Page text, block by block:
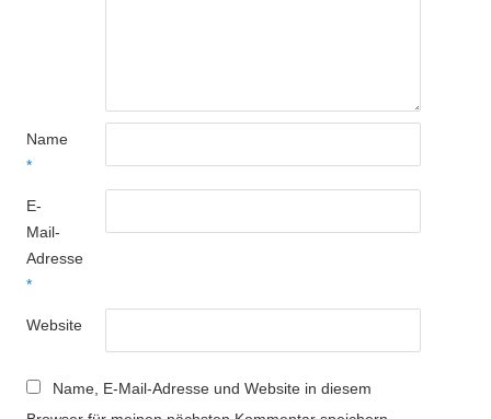
Name
*
E-
Mail-
Adresse
*
Website
Name, E-Mail-Adresse und Website in diesem